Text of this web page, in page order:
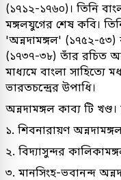
(১৭১২-১৭৬০)। তিনি
মঙ্গলযুগের শেষ কবি।
'অন্নদামঙ্গল' (১৭৫২-৫৩)
(১৭৩৭-৩৮) তাঁর রচিত
মাধ্যমে বাংলা সাহিত্যে
ভারতচন্দ্রের উপাধি।
অন্নদামঙ্গল কাব্য টি খণ্ড।
১. শিবনারায়ণ
২. বিদ্যাসুন্দর
৩. মানসিংহ-ভবানন্দ